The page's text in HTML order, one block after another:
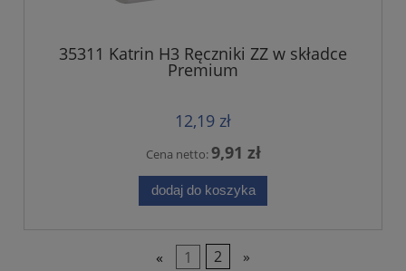
35311 Katrin H3 Ręczniki ZZ w składce
Premium
12,19 zł
Cena netto:9,91 zł
dodaj do koszyka
« 1 2 »